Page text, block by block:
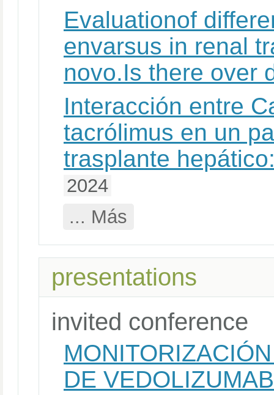
Evaluationof
envarsus in renal
novo.Is there over
Interacción entre
tacrólimus en un
trasplante
2024
... Más
presentations
invited conference
DE